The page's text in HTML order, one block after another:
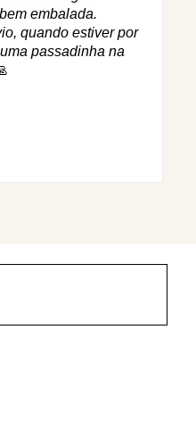
embalada.
quando estiver por
passadinha na